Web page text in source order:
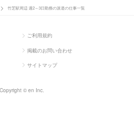
竹芝駅周辺 週2～3日勤務の派遣の仕事一覧
ご利用規約
掲載のお問い合わせ
サイトマップ
Copyright © en Inc.